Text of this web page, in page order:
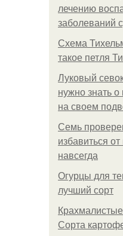
лечению
заболеваний
Схема
такое петля
Луковый
нужно знать
на своем
Семь
избавиться
навсегда
Огурцы для
лучший сорт
Сорта